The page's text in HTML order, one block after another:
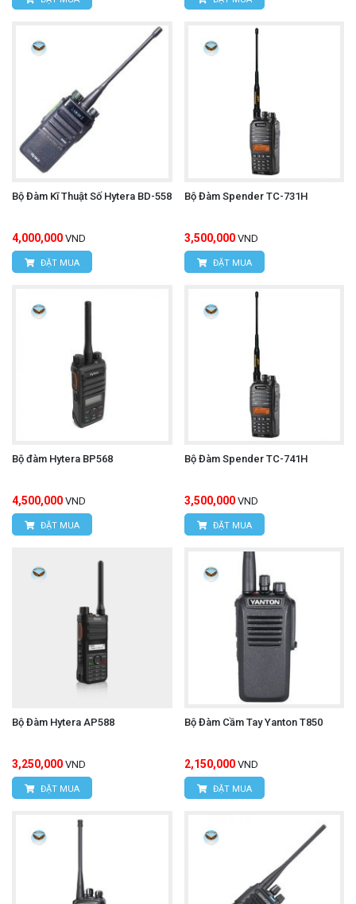
Bộ Đàm Kĩ Thuật Số Hytera BD-558
4,000,000 VND
ĐẶT MUA
Bộ Đàm Spender TC-731H
3,500,000 VND
ĐẶT MUA
Bộ đàm Hytera BP568
4,500,000 VND
ĐẶT MUA
Bộ Đàm Spender TC-741H
3,500,000 VND
ĐẶT MUA
Bộ Đàm Hytera AP588
3,250,000 VND
ĐẶT MUA
Bộ Đàm Cầm Tay Yanton T850
2,150,000 VND
ĐẶT MUA